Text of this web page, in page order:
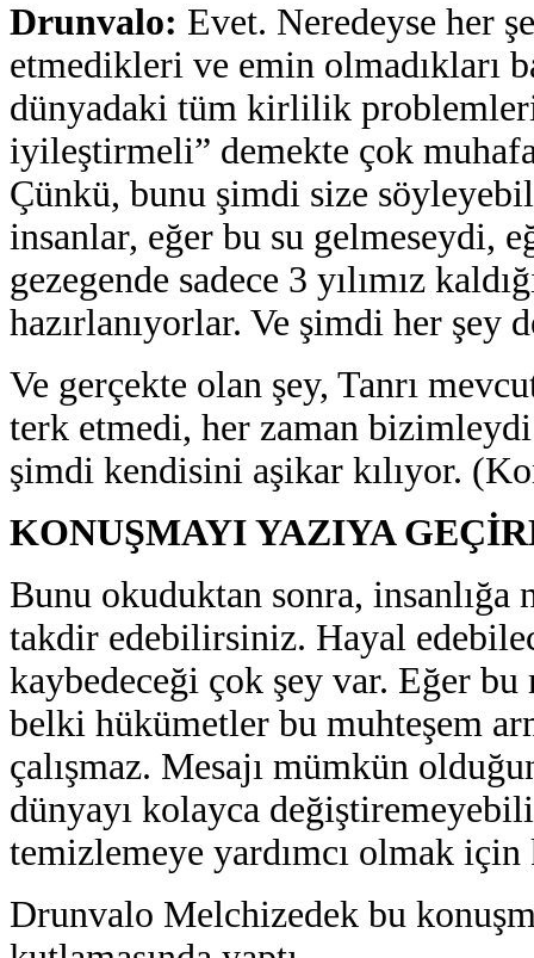
Drunvalo: Evet. Neredeyse her
etmedikleri ve emin olmadıkları
dünyadaki tüm kirlilik
iyileştirmeli” demekte çok
Çünkü, bunu şimdi size
insanlar, eğer bu su gelmeseydi,
gezegende sadece 3 yılımız
hazırlanıyorlar. Ve şimdi her şey
Ve gerçekte olan şey, Tanrı
terk etmedi, her zaman
şimdi kendisini aşikar kılıyor.
KONUŞMAYI YAZIYA
Bunu okuduktan sonra,
takdir edebilirsiniz. Hayal
kaybedeceği çok şey var. Eğer bu
belki hükümetler bu muhteşem
çalışmaz. Mesajı mümkün
dünyayı kolayca
temizlemeye yardımcı olmak için
Drunvalo Melchizedek bu